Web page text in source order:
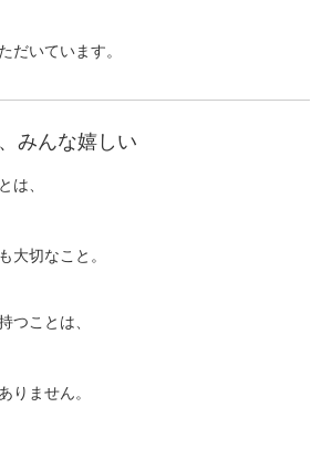
だいています。
みんな嬉しい
は、
大切なこと。
つことは、
りません。